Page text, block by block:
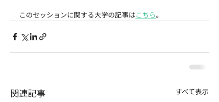
このセッションに関する大学の記事はこちら。
関連記事 すべて表示